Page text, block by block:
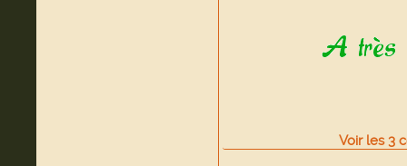
Voir les3